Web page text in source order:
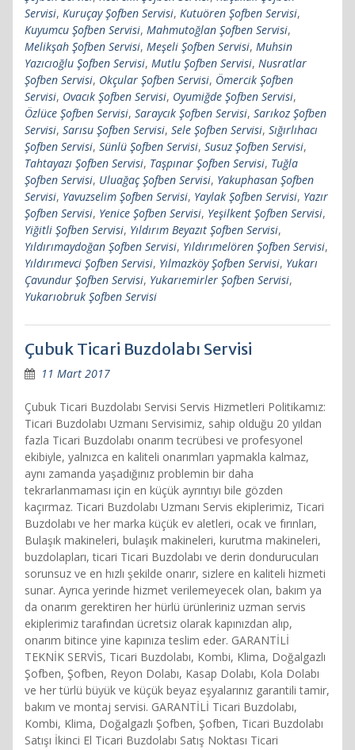
Servisi, Kuruçay Şofben Servisi, Kutuören Şofben Servisi,
Kuyumcu Şofben Servisi, Mahmutoğlan Şofben Servisi,
Melikşah Şofben Servisi, Meşeli Şofben Servisi, Muhsin
Yazıcıoğlu Şofben Servisi, Mutlu Şofben Servisi, Nusratlar
Şofben Servisi, Okçular Şofben Servisi, Ömercik Şofben
Servisi, Ovacık Şofben Servisi, Oyumiğde Şofben Servisi,
Özlüce Şofben Servisi, Saraycık Şofben Servisi, Sarıkoz Şofben
Servisi, Sarısu Şofben Servisi, Sele Şofben Servisi, Sığırlıhacı
Şofben Servisi, Sünlü Şofben Servisi, Susuz Şofben Servisi,
Tahtayazı Şofben Servisi, Taşpınar Şofben Servisi, Tuğla
Şofben Servisi, Uluağaç Şofben Servisi, Yakuphasan Şofben
Servisi, Yavuzselim Şofben Servisi, Yaylak Şofben Servisi, Yazır
Şofben Servisi, Yenice Şofben Servisi, Yeşilkent Şofben Servisi,
Yiğitli Şofben Servisi, Yıldırım Beyazıt Şofben Servisi,
Yıldırımaydoğan Şofben Servisi, Yıldırımelören Şofben Servisi,
Yıldırımevci Şofben Servisi, Yılmazköy Şofben Servisi, Yukarı
Çavundur Şofben Servisi, Yukarıemirler Şofben Servisi,
Yukarıobruk Şofben Servisi
Çubuk Ticari Buzdolabı Servisi
11 Mart 2017
Çubuk Ticari Buzdolabı Servisi Servis Hizmetleri Politikamız:
Ticari Buzdolabı Uzmanı Servisimiz, sahip olduğu 20 yıldan
fazla Ticari Buzdolabı onarım tecrübesi ve profesyonel
ekibiyle, yalnızca en kaliteli onarımları yapmakla kalmaz,
aynı zamanda yaşadığınız problemin bir daha
tekrarlanmaması için en küçük ayrıntıyı bile gözden
kaçırmaz. Ticari Buzdolabı Uzmanı Servis ekiplerimiz, Ticari
Buzdolabı ve her marka küçük ev aletleri, ocak ve fırınları,
Bulaşık makineleri, bulaşık makineleri, kurutma makineleri,
buzdolapları, ticari Ticari Buzdolabı ve derin dondurucuları
sorunsuz ve en hızlı şekilde onarır, sizlere en kaliteli hizmeti
sunar. Ayrıca yerinde hizmet verilemeyecek olan, bakım ya
da onarım gerektiren her hürlü ürünleriniz uzman servis
ekiplerimiz tarafından ücretsiz olarak kapınızdan alıp,
onarım bitince yine kapınıza teslim eder. GARANTİLİ
TEKNİK SERVİS, Ticari Buzdolabı, Kombi, Klima, Doğalgazlı
Şofben, Şofben, Reyon Dolabı, Kasap Dolabı, Kola Dolabı
ve her türlü büyük ve küçük beyaz eşyalarınız garantili tamir,
bakım ve montaj servisi. GARANTİLİ Ticari Buzdolabı,
Kombi, Klima, Doğalgazlı Şofben, Şofben, Ticari Buzdolabı
Satışı İkinci El Ticari Buzdolabı Satış Noktası Ticari